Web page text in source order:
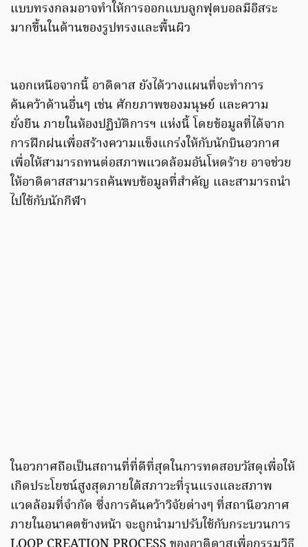
แบบทรงกลมอาจทำให้การออกแบบลูกฟุตบอลมีอิสระ
มากขึ้นในด้านของรูปทรงและพื้นผิว
นอกเหนือจากนี้ อาดิดาส ยังได้วางแผนที่จะทำการ
ค้นคว้าด้านอื่นๆ เช่น ศักยภาพของมนุษย์ และความ
ยั่งยืน ภายในห้องปฏิบัติการฯ แห่งนี้ โดยข้อมูลที่ได้จาก
การฝึกฝนเพื่อสร้างความแข็งแกร่งให้กับนักบินอวกาศ
เพื่อให้สามารถทนต่อสภาพแวดล้อมอันโหดร้าย อาจช่วย
ให้อาดิดาสสามารถค้นพบข้อมูลที่สำคัญ และสามารถนำ
ไปใช้กับนักกีฬา
ในอวกาศถือเป็นสถานที่ที่ดีที่สุดในการทดสอบวัสดุเพื่อให้
เกิดประโยชน์สูงสุดภายใต้สภาวะที่รุนแรงและสภาพ
แวดล้อมที่จำกัด ซึ่งการค้นคว้าวิจัยต่างๆ ที่สถานีอวกาศ
ภายในอนาคตข้างหน้า จะถูกนำมาปรับใช้กับกระบวนการ